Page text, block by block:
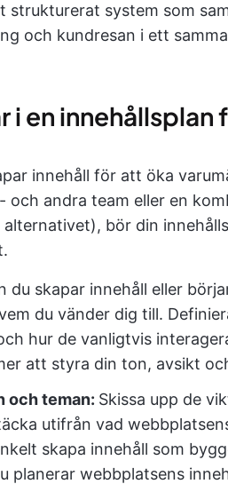
strukturerat system som
och kundresan i ett
i en
innehåll för att öka
och andra team eller en
bör din
du skapar innehåll eller
du vänder dig till.
hur de vanligtvis
att styra din ton, avsikt
och teman: Skissa upp de
utifrån vad
skapa innehåll som
planerar webbplatsens